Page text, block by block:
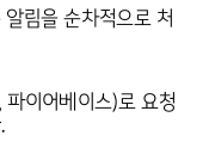
림을 순차적으로 처
이어베이스)로 요청